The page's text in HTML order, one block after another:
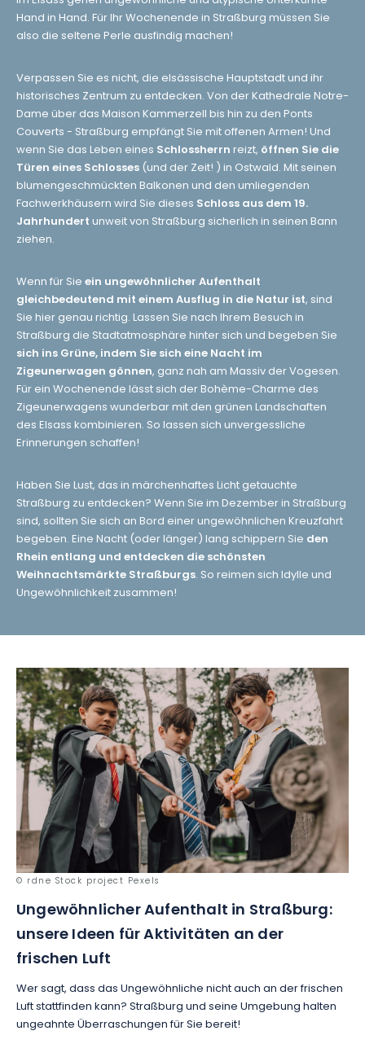
Hand in Hand. Für Ihr Wochenende in Straßburg müssen Sie
also die seltene Perle ausfindig machen!
Verpassen Sie es nicht, die elsässische Hauptstadt und ihr
historisches Zentrum zu entdecken. Von der Kathedrale Notre-
Dame über das Maison Kammerzell bis hin zu den Ponts
Couverts - Straßburg empfängt Sie mit offenen Armen! Und
wenn Sie das Leben eines Schlossherrnreizt, öffnen Sie die
Türen eines Schlosses (und der Zeit! ) in Ostwald. Mit seinen
blumengeschmückten Balkonen und den umliegenden
Fachwerkhäusern wird Sie dieses Schloss aus dem 19.
Jahrhundertunweit von Straßburg sicherlich in seinen Bann
ziehen.
Wenn für Sieein ungewöhnlicher Aufenthalt
gleichbedeutend mit einem Ausflug in die Natur ist, sind
Sie hier genau richtig. Lassen Sie nach Ihrem Besuch in
Straßburg die Stadtatmosphäre hinter sich und begeben Sie
sich ins Grüne, indem Sie sich eine Nacht im
Zigeunerwagen gönnen, ganz nah am Massiv der Vogesen.
Für ein Wochenende lässt sich der Bohème-Charme des
Zigeunerwagens wunderbar mit den grünen Landschaften
des Elsass kombinieren. So lassen sich unvergessliche
Erinnerungen schaffen!
Haben Sie Lust, das in märchenhaftes Licht getauchte
Straßburg zu entdecken? Wenn Sie im Dezember in Straßburg
sind, sollten Sie sich an Bord einer ungewöhnlichen Kreuzfahrt
begeben. Eine Nacht (oder länger) lang schippern Sie den
Rhein entlang und entdecken die schönsten
Weihnachtsmärkte Straßburgs. So reimen sich Idylle und
Ungewöhnlichkeit zusammen!
© rdne Stock project Pexels
Ungewöhnlicher Aufenthalt in Straßburg:
unsere Ideen für Aktivitäten an der
frischen Luft
Wer sagt, dass das Ungewöhnliche nicht auch an der frischen
Luft stattfinden kann? Straßburg und seine Umgebung halten
ungeahnte Überraschungen für Sie bereit!